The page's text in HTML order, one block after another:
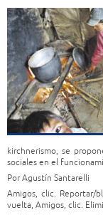
kirchnerismo, se
sociales en el
Por Agustín Santarelli
Amigos, clic. Reportar/
vuelta, Amigos, clic.